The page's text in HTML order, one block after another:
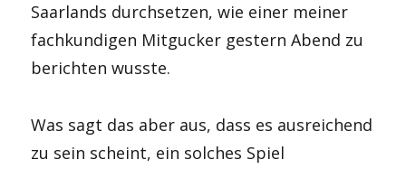
Saarlands durchsetzen, wie einer meiner
fachkundigen Mitgucker gestern Abend zu
berichten wusste.
Was sagt das aber aus, dass es ausreichend
zu sein scheint, ein solches Spiel